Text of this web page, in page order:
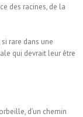
des racines, de la
rare dans une
qui devrait leur être
d’un chemin